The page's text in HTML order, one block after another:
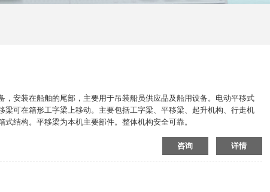
安装在船舶的尾部，主要用于吊装船员供应品及船用设备。电动平移式
可在箱形工字梁上移动。主要包括工字梁、平移梁、起升机构、行走机
结构。平移梁为本机主要部件。整体机构安全可靠。
咨询 详情